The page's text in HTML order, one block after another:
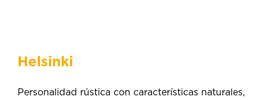
Helsinki
Personalidad rústica con características naturales,